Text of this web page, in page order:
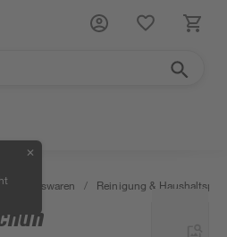
✕
Haushaltswaren / Reinigung &